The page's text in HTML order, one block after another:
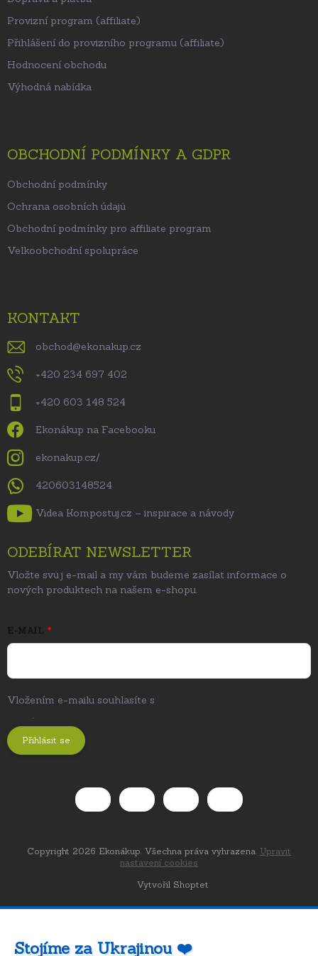
Provizní program (affiliate)
Přihlášení do provizního programu (affiliate)
Hodnocení obchodu
Výhodná nabídka
OBCHODNÍ PODMÍNKY A GDPR
Obchodní podmínky
Ochrana osobních údajů
Obchodní podmínky pro affiliate program
Velkoobchodní spolupráce
KONTAKT
obchod@ekonakup.cz
+420 234 697 402
+420 603 148 524
Ekonákup na Facebooku
ekonakup.cz/
420603148524
Videa Kompostuj.cz – inspirace a návody
ODEBÍRAT NEWSLETTER
Vložte svůj e-mail a my vám budeme zasílat informace o
nových produktech na našem e-shopu.
E-MAIL
Vložením e-mailu souhlasíte s
.
Přihlásit se
Vytvořil Shoptet
Copyright 2026 Ekonákup. Všechna práva vyhrazena. Upravit
nastavení cookies
Stojíme za Ukrajinou ❤️